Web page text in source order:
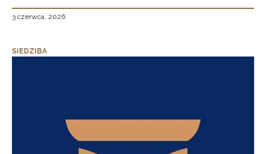
3 czerwca, 2026
SIEDZIBA